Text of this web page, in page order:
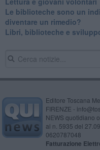
​Le biblioteche sono un
diventare un rimedio?
​Libri, biblioteche e
Editore Toscana
FIRENZE -
NEWS quotidiano
al n. 5935 del
0620787048
Fatturazione